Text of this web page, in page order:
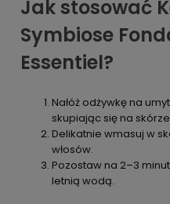
Jak stosować
Symbiose
Essentiel?
Nałóż odżywkę na
skupiając się na
Delikatnie wmasuj w
włosów.
Pozostaw na 2–3
letnią wodą.